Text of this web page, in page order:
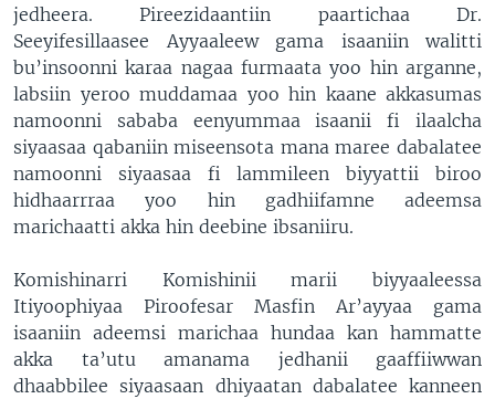
jedheera. Pireezidaantiin paartichaa Dr.
Seeyifesillaasee Ayyaaleew gama isaaniin walitti
bu’insoonni karaa nagaa furmaata yoo hin arganne,
labsiin yeroo muddamaa yoo hin kaane akkasumas
namoonni sababa eenyummaa isaanii fi ilaalcha
siyaasaa qabaniin miseensota mana maree dabalatee
namoonni siyaasaa fi lammileen biyyattii biroo
hidhaarrraa yoo hin gadhiifamne adeemsa
marichaatti akka hin deebine ibsaniiru.
Komishinarri Komishinii marii biyyaaleessa
Itiyoophiyaa Piroofesar Masfin Ar’ayyaa gama
isaaniin adeemsi marichaa hundaa kan hammatte
akka ta’utu amanama jedhanii gaaffiiwwan
dhaabbilee siyaasaan dhiyaatan dabalatee kanneen